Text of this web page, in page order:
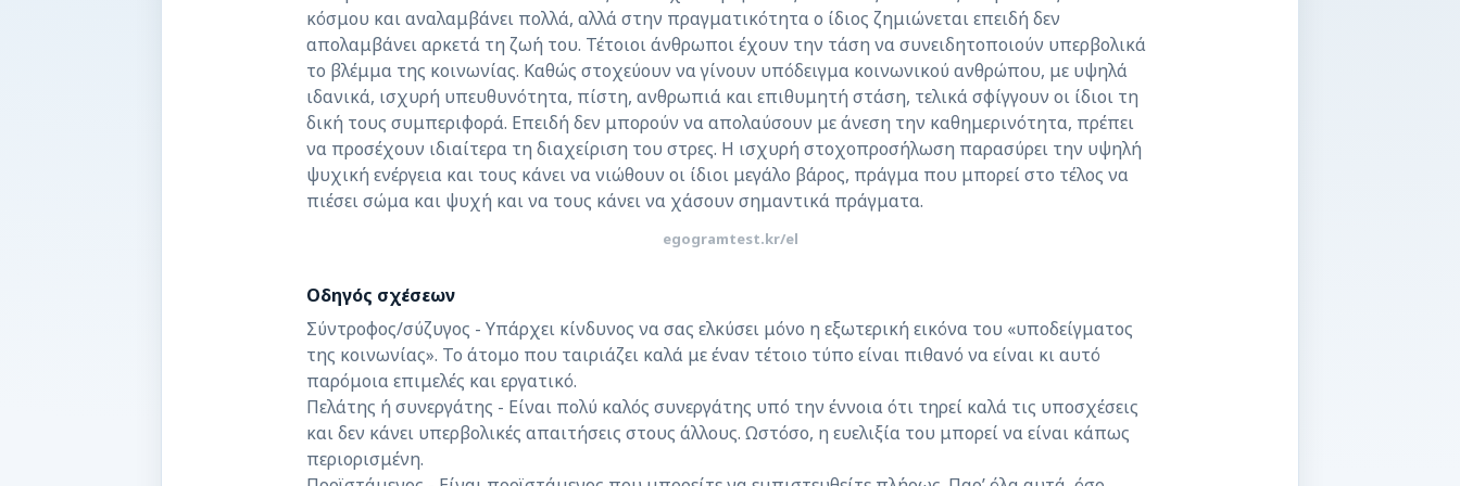
κόσμου και αναλαμβάνει πολλά, αλλά στην πραγματικότητα ο ίδιος ζημιώνεται επειδή δεν
απολαμβάνει αρκετά τη ζωή του. Τέτοιοι άνθρωποι έχουν την τάση να συνειδητοποιούν υπερβολικά
το βλέμμα της κοινωνίας. Καθώς στοχεύουν να γίνουν υπόδειγμα κοινωνικού ανθρώπου, με υψηλά
ιδανικά, ισχυρή υπευθυνότητα, πίστη, ανθρωπιά και επιθυμητή στάση, τελικά σφίγγουν οι ίδιοι τη
δική τους συμπεριφορά. Επειδή δεν μπορούν να απολαύσουν με άνεση την καθημερινότητα, πρέπει
να προσέχουν ιδιαίτερα τη διαχείριση του στρες. Η ισχυρή στοχοπροσήλωση παρασύρει την υψηλή
ψυχική ενέργεια και τους κάνει να νιώθουν οι ίδιοι μεγάλο βάρος, πράγμα που μπορεί στο τέλος να
πιέσει σώμα και ψυχή και να τους κάνει να χάσουν σημαντικά πράγματα.
egogramtest.kr/el
Οδηγός σχέσεων
Σύντροφος/σύζυγος - Υπάρχει κίνδυνος να σας ελκύσει μόνο η εξωτερική εικόνα του «υποδείγματος
της κοινωνίας». Το άτομο που ταιριάζει καλά με έναν τέτοιο τύπο είναι πιθανό να είναι κι αυτό
παρόμοια επιμελές και εργατικό.
Πελάτης ή συνεργάτης - Είναι πολύ καλός συνεργάτης υπό την έννοια ότι τηρεί καλά τις υποσχέσεις
και δεν κάνει υπερβολικές απαιτήσεις στους άλλους. Ωστόσο, η ευελιξία του μπορεί να είναι κάπως
περιορισμένη.